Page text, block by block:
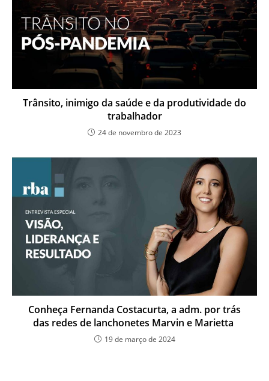
Trânsito, inimigo da saúde e da produtividade do
trabalhador
24 de novembro de 2023
Conheça Fernanda Costacurta, a adm. por trás
das redes de lanchonetes Marvin e Marietta
19 de março de 2024